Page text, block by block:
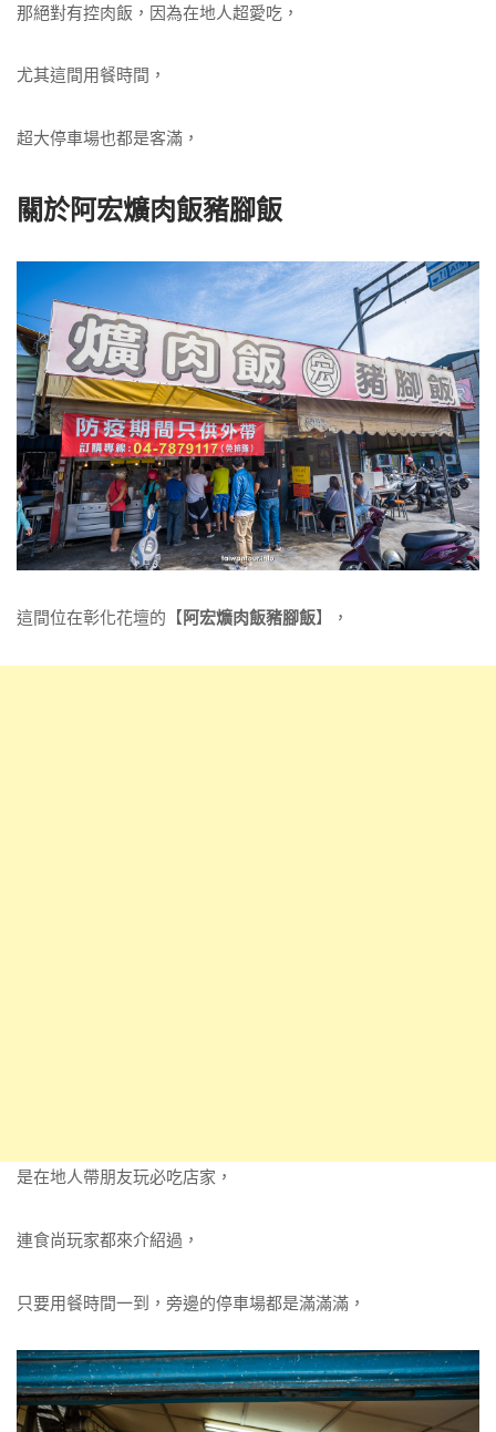
那絕對有控肉飯，因為在地人超愛吃，
尤其這間用餐時間，
超大停車場也都是客滿，
關於阿宏爌肉飯豬腳飯
這間位在彰化花壇的【阿宏爌肉飯豬腳飯】，
是在地人帶朋友玩必吃店家，
連食尚玩家都來介紹過，
只要用餐時間一到，旁邊的停車場都是滿滿滿，